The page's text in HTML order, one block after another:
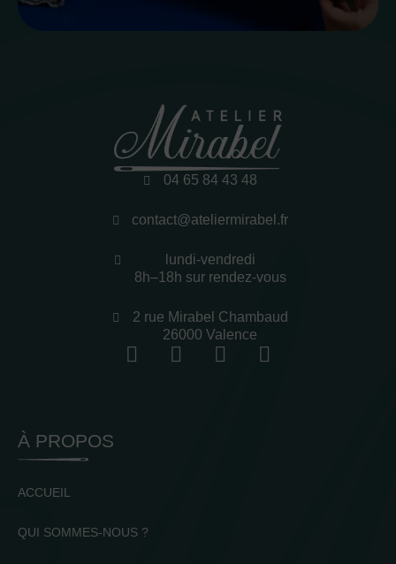
04 65 84 43 48
contact@ateliermirabel.fr
lundi-vendredi
8h–18h sur rendez-vous
2 rue Mirabel Chambaud
26000 Valence
À PROPOS
ACCUEIL
QUI SOMMES-NOUS ?